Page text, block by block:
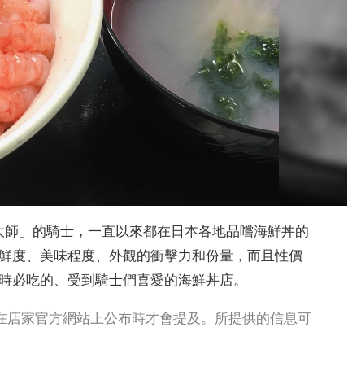
」的騎士，一直以來都在日本各地品嚐海鮮丼的
度、美味程度、外觀的衝擊力和份量，而且性價
必吃的、受到騎士們喜愛的海鮮丼店。
家官方網站上公布時才會提及。所提供的信息可